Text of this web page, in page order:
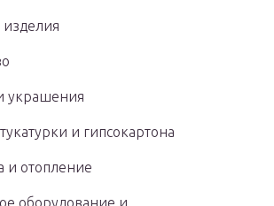
украшения
и гипсокартона
и отопление
оборудование и